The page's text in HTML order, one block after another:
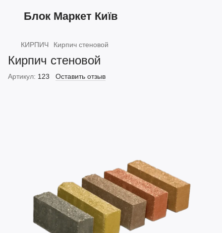
Блок Маркет Київ
КИРПИЧ Кирпич стеновой
Кирпич стеновой
Артикул: 123 Оставить отзыв